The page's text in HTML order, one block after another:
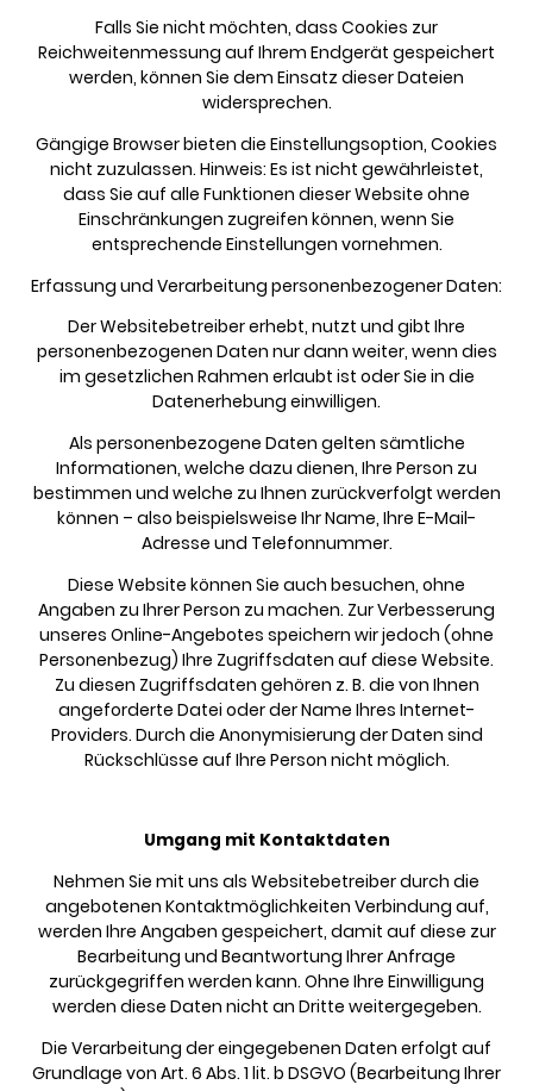
Falls Sie nicht möchten, dass Cookies zur
Reichweitenmessung auf Ihrem Endgerät gespeichert
werden, können Sie dem Einsatz dieser Dateien
widersprechen.
Gängige Browser bieten die Einstellungsoption, Cookies
nicht zuzulassen. Hinweis: Es ist nicht gewährleistet,
dass Sie auf alle Funktionen dieser Website ohne
Einschränkungen zugreifen können, wenn Sie
entsprechende Einstellungen vornehmen.
Erfassung und Verarbeitung personenbezogener Daten:
Der Websitebetreiber erhebt, nutzt und gibt Ihre
personenbezogenen Daten nur dann weiter, wenn dies
im gesetzlichen Rahmen erlaubt ist oder Sie in die
Datenerhebung einwilligen.
Als personenbezogene Daten gelten sämtliche
Informationen, welche dazu dienen, Ihre Person zu
bestimmen und welche zu Ihnen zurückverfolgt werden
können – also beispielsweise Ihr Name, Ihre E-Mail-
Adresse und Telefonnummer.
Diese Website können Sie auch besuchen, ohne
Angaben zu Ihrer Person zu machen. Zur Verbesserung
unseres Online-Angebotes speichern wir jedoch (ohne
Personenbezug) Ihre Zugriffsdaten auf diese Website.
Zu diesen Zugriffsdaten gehören z. B. die von Ihnen
angeforderte Datei oder der Name Ihres Internet-
Providers. Durch die Anonymisierung der Daten sind
Rückschlüsse auf Ihre Person nicht möglich.
Umgang mit Kontaktdaten
Nehmen Sie mit uns als Websitebetreiber durch die
angebotenen Kontaktmöglichkeiten Verbindung auf,
werden Ihre Angaben gespeichert, damit auf diese zur
Bearbeitung und Beantwortung Ihrer Anfrage
zurückgegriffen werden kann. Ohne Ihre Einwilligung
werden diese Daten nicht an Dritte weitergegeben.
Die Verarbeitung der eingegebenen Daten erfolgt auf
Grundlage von Art. 6 Abs. 1 lit. b DSGVO (Bearbeitung Ihrer